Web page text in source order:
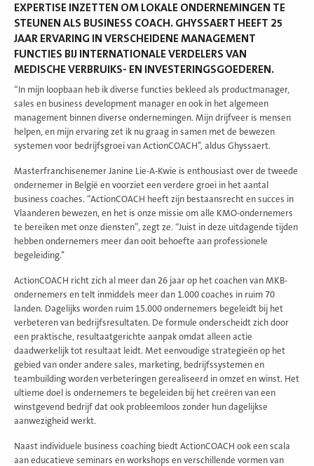
EXPERTISE INZETTEN OM LOKALE ONDERNEMINGEN TE
STEUNEN ALS BUSINESS COACH. GHYSSAERT HEEFT 25
JAAR ERVARING IN VERSCHEIDENE MANAGEMENT
FUNCTIES BIJ INTERNATIONALE VERDELERS VAN
MEDISCHE VERBRUIKS- EN INVESTERINGSGOEDEREN.
“In mijn loopbaan heb ik diverse functies bekleed als productmanager,
sales en business development manager en ook in het algemeen
management binnen diverse ondernemingen. Mijn drijfveer is mensen
helpen, en mijn ervaring zet ik nu graag in samen met de bewezen
systemen voor bedrijfsgroei van ActionCOACH’’, aldus Ghyssaert.
Masterfranchisenemer Janine Lie-A-Kwie is enthousiast over de tweede
ondernemer in België en voorziet een verdere groei in het aantal
business coaches. “ActionCOACH heeft zijn bestaansrecht en succes in
Vlaanderen bewezen, en het is onze missie om alle KMO-ondernemers
te bereiken met onze diensten”, zegt ze. “Juist in deze uitdagende tijden
hebben ondernemers meer dan ooit behoefte aan professionele
begeleiding.’’
ActionCOACH richt zich al meer dan 26 jaar op het coachen van MKB-
ondernemers en telt inmiddels meer dan 1.000 coaches in ruim 70
landen. Dagelijks worden ruim 15.000 ondernemers begeleidt bij het
verbeteren van bedrijfsresultaten. De formule onderscheidt zich door
een praktische, resultaatgerichte aanpak omdat alleen actie
daadwerkelijk tot resultaat leidt. Met eenvoudige strategieën op het
gebied van onder andere sales, marketing, bedrijfssystemen en
teambuilding worden verbeteringen gerealiseerd in omzet en winst. Het
ultieme doel is ondernemers te begeleiden bij het creëren van een
winstgevend bedrijf dat ook probleemloos zonder hun dagelijkse
aanwezigheid werkt.
Naast individuele business coaching biedt ActionCOACH ook een scala
aan educatieve seminars en workshops en verschillende vormen van